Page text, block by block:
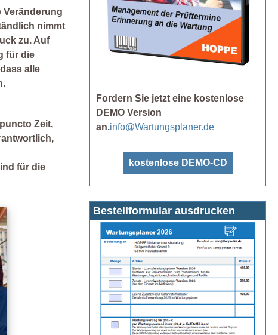
Veränderung
nimmt
zu. Auf
für die
alle
Zeit,
für die
Fordern Sie jetzt eine kostenlose
DEMO Version
an.info@Wartungsplaner.de
kostenlose DEMO-CD
Bestellformular ausdrucken